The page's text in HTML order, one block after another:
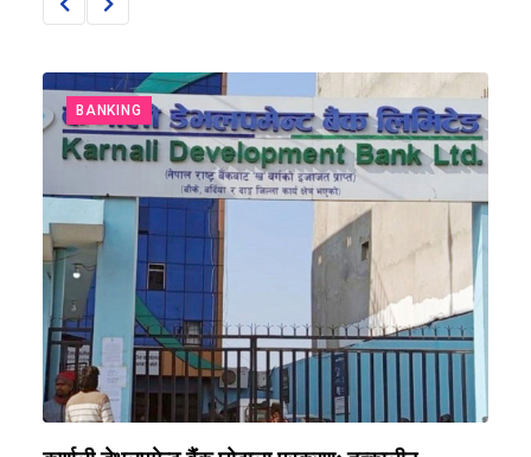
BANKING